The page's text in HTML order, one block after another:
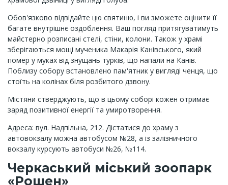
Обов'язково відвідайте цю святиню, і ви зможете оцінити її
багате внутрішнє оздоблення. Ваш погляд притягуватимуть
майстерно розписані стелі, стіни, колони. Також у храмі
зберігаються мощі мученика Макарія Канівського, який
помер у муках від знущань турків, що напали на Канів.
Поблизу собору встановлено пам'ятник у вигляді ченця, що
стоїть на колінах біля розбитого дзвону.
Містяни стверджують, що в цьому соборі кожен отримає
заряд позитивної енергії та умиротворення.
Адреса: вул. Надпільна, 212. Дістатися до храму з
автовокзалу можна автобусом №28, а із залізничного
вокзалу курсують автобуси №26, №114.
Черкаський міський зоопарк
«Рошен»